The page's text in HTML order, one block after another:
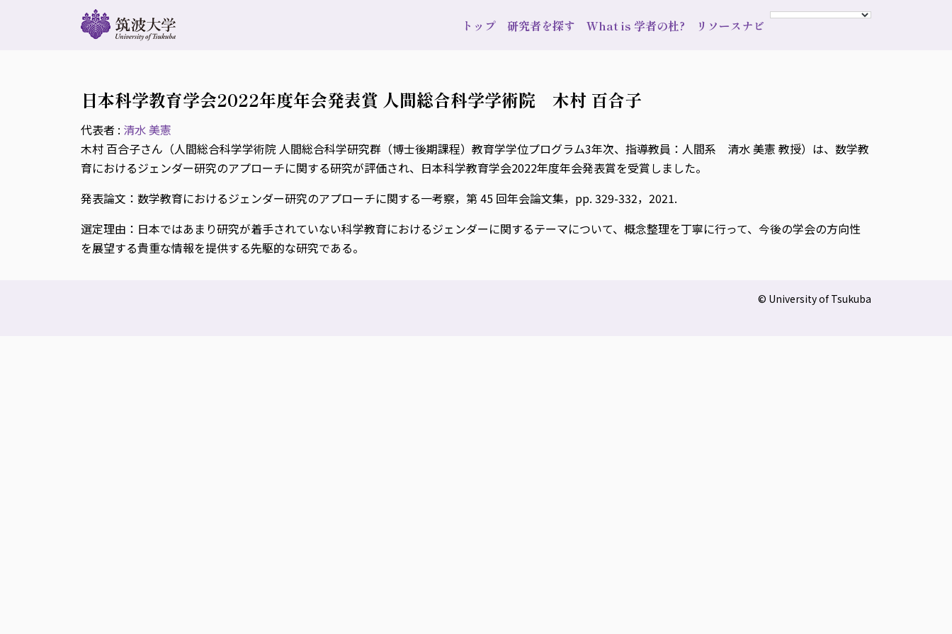
トップ 研究者を探す What is 学者の杜? リソースナビ
日本科学教育学会2022年度年会発表賞 人間総合科学学術院 木村 百合子
代表者 : 清水 美憲
木村 百合子さん（人間総合科学学術院 人間総合科学研究群（博士後期課程）教育学学位プログラム3年次、指導教員：人間系 清水 美憲 教授）は、数学教
育におけるジェンダー研究のアプローチに関する研究が評価され、日本科学教育学会2022年度年会発表賞を受賞しました。
発表論文：数学教育におけるジェンダー研究のアプローチに関する一考察，第 45 回年会論文集，pp. 329-332，2021.
選定理由：日本ではあまり研究が着手されていない科学教育におけるジェンダーに関するテーマについて、概念整理を丁寧に行って、今後の学会の方向性
を展望する貴重な情報を提供する先駆的な研究である。
© University of Tsukuba